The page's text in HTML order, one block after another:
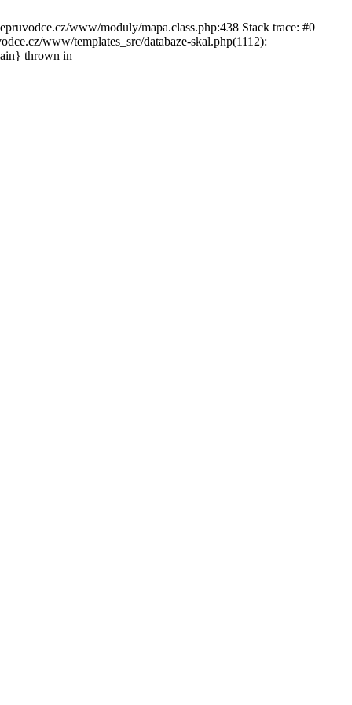
www/moduly/mapa.class.php:438 Stack trace: #0
www/templates_src/databaze-skal.php(1112):
thrown in